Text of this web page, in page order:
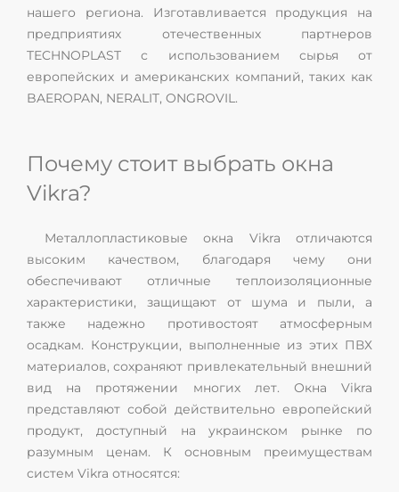
нашего региона. Изготавливается продукция на
предприятиях отечественных партнеров
TECHNOPLAST с использованием сырья от
европейских и американских компаний, таких как
BAEROPAN, NERALIT, ONGROVIL.
Почему стоит выбрать окна
Vikra?
Металлопластиковые окна Vikra отличаются
высоким качеством, благодаря чему они
обеспечивают отличные теплоизоляционные
характеристики, защищают от шума и пыли, а
также надежно противостоят атмосферным
осадкам. Конструкции, выполненные из этих ПВХ
материалов, сохраняют привлекательный внешний
вид на протяжении многих лет. Окна Vikra
представляют собой действительно европейский
продукт, доступный на украинском рынке по
разумным ценам. К основным преимуществам
систем Vikra относятся: